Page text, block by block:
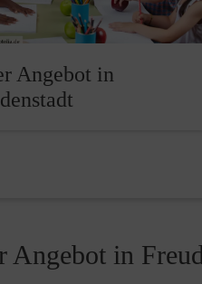
Angebot in
Angebot in